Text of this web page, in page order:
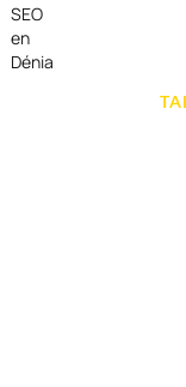
SEO
en
Dénia